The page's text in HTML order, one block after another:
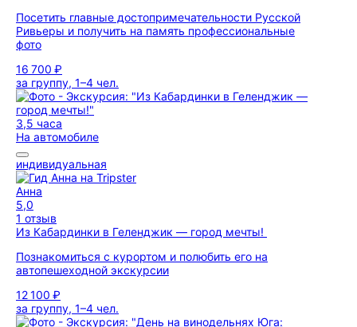
Посетить главные достопримечательности Русской
Ривьеры и получить на память профессиональные
фото
16 700 ₽
за группу, 1–4 чел.
3,5 часа
На автомобиле
индивидуальная
Анна
5,0
1 отзыв
Из Кабардинки в Геленджик — город мечты!
Познакомиться с курортом и полюбить его на
автопешеходной экскурсии
12 100 ₽
за группу, 1–4 чел.